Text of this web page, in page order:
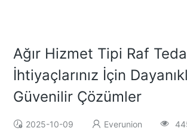
Ağır Hizmet Tipi Raf
İhtiyaçlarınız İçin
Güvenilir Çözümler
2025-10-09 Everunion